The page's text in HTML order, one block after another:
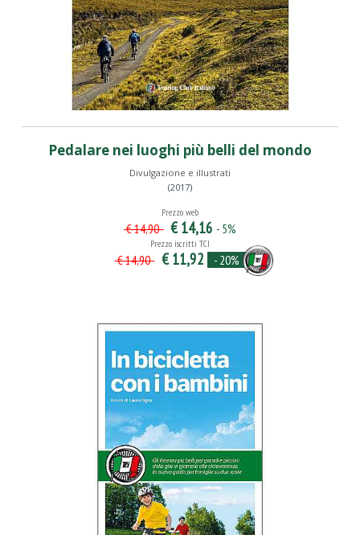
Pedalare nei luoghi più belli del mondo
Divulgazione e illustrati
(2017)
Prezzo web
€ 14,90 € 14,16 - 5%
Prezzo iscritti TCI
€ 14,90 € 11,92 - 20%